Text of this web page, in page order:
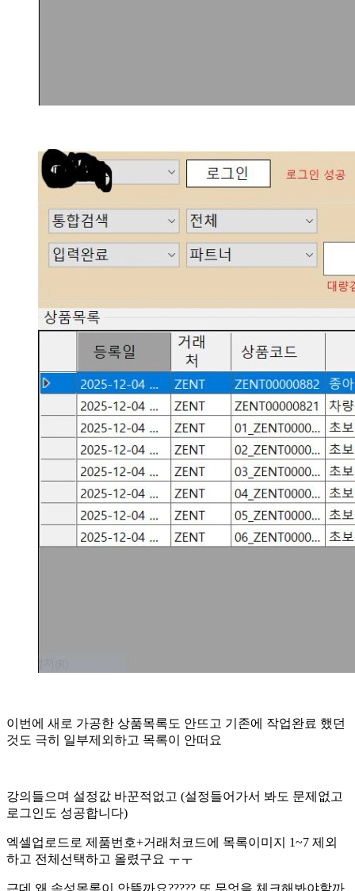
이번에 새로 가공한 상품목록도 안뜨고 기존에 작업완료 했던
것도 극히 일부제외하고 목록이 안떠요
강의들으며 설정값 바꾼적없고 (설정들어가서 봐도 문제없고
로그인도 성공합니다)
엑셀업로드로 제품번호+거래처코드에 목록이미지 1~7 제외
하고 전체선택하고 올렸구요 ㅜㅜ
근데 왜 속성목록이 안뜰까요????? 또 무엇을 체크해봐야할까